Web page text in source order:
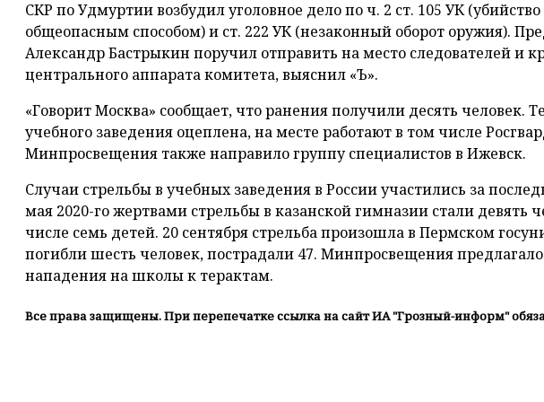
СКР по Удмуртии возбудил уголовное дело по ч. 2 ст. 105 УК
общеопасным способом) и ст. 222 УК (незаконный оборот оружия).
Александр Бастрыкин поручил отправить на место следователей и
центрального аппарата комитета, выяснил «Ъ».
«Говорит Москва» сообщает, что ранения получили десять человек.
учебного заведения оцеплена, на месте работают в том числе
Минпросвещения также направило группу специалистов в Ижевск.
Случаи стрельбы в учебных заведения в России участились за
мая 2020-го жертвами стрельбы в казанской гимназии стали девять
числе семь детей. 20 сентября стрельба произошла в Пермском
погибли шесть человек, пострадали 47. Минпросвещения
нападения на школы к терактам.
Все права защищены. При перепечатке ссылка на сайт ИА "Грозный-информ"